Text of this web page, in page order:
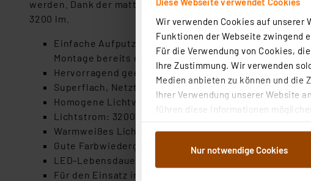
Wir verwenden Cookies auf unserer
Funktionen der Webseite zwingend
Für die Verwendung von Cookies,
Ihre Zustimmung. Wir verwenden
Medien anbieten zu können und die
Ihrer Verwendung unserer Website
führen diese Informationen
Weiterverarbeitung für die
Abs.1a DSG-VO) zu. Eine
Nur notwendige Cookies
werden. Dank der matten Abdeckung versorgt die LED-
3200 lm.
Einfache Aufputzmontage wie eine normale
Montage bereits enthalten
Hervorragend geeignet für Küche, Lager,
Superflach, Netzteil bereits im Gehäuse integriert
Homogene Lichtverteilung ohne Blendung durch
Lichtstrom: 3200 lm
Warmweißes Licht mit 3000 K
Gute Farbwiedergabe mit 80 Ra
LED-Lebensdauer: 35.000 h (32 Jahre bei einem
Für den Einsatz in trockenen Räumen (IP20)